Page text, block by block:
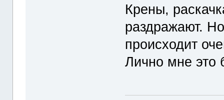
Крены,
раздражают.
происходит
Лично мне это